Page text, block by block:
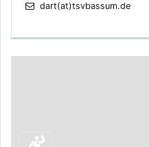
dart(at)tsvbassum.de